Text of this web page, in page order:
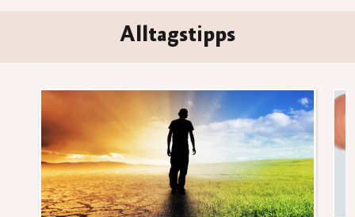
Alltagstipps